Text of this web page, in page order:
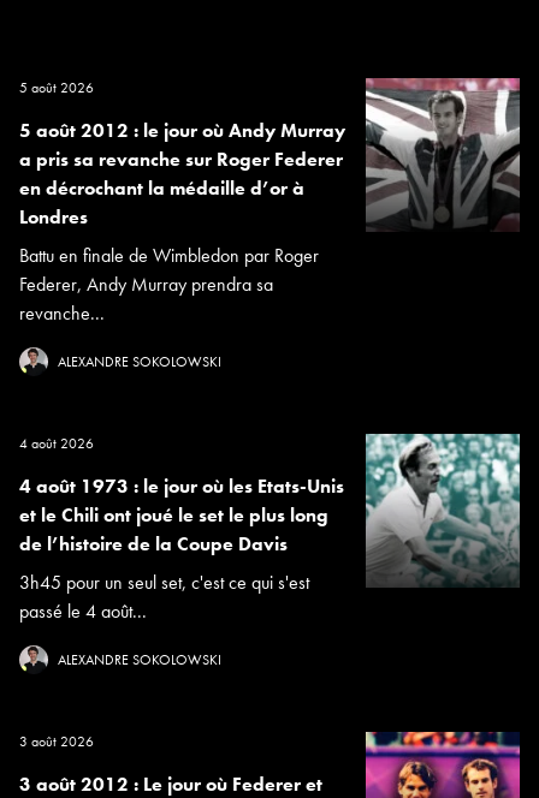
5 août 2026
5 août 2012 : le jour où Andy Murray
a pris sa revanche sur Roger Federer
en décrochant la médaille d’or à
Londres
Battu en finale de Wimbledon par Roger
Federer, Andy Murray prendra sa
revanche...
ALEXANDRE SOKOLOWSKI
4 août 2026
4 août 1973 : le jour où les Etats-Unis
et le Chili ont joué le set le plus long
de l’histoire de la Coupe Davis
3h45 pour un seul set, c'est ce qui s'est
passé le 4 août...
ALEXANDRE SOKOLOWSKI
3 août 2026
3 août 2012 : Le jour où Federer et